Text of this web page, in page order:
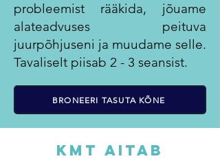
probleemist rääkida, jõuame
alateadvuses peituva
juurpõhjuseni ja muudame selle.
Tavaliselt piisab 2 - 3 seansist.
BRONEERI TASUTA KÕNE
KMT aitab